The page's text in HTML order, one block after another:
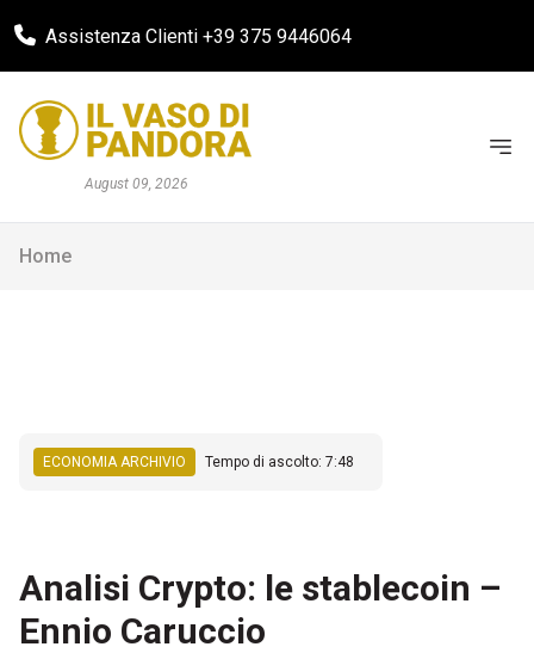
Assistenza Clienti +39 375 9446064
August 09, 2026
Home
ECONOMIA ARCHIVIO Tempo di ascolto: 7:48
Analisi Crypto: le stablecoin –
Ennio Caruccio